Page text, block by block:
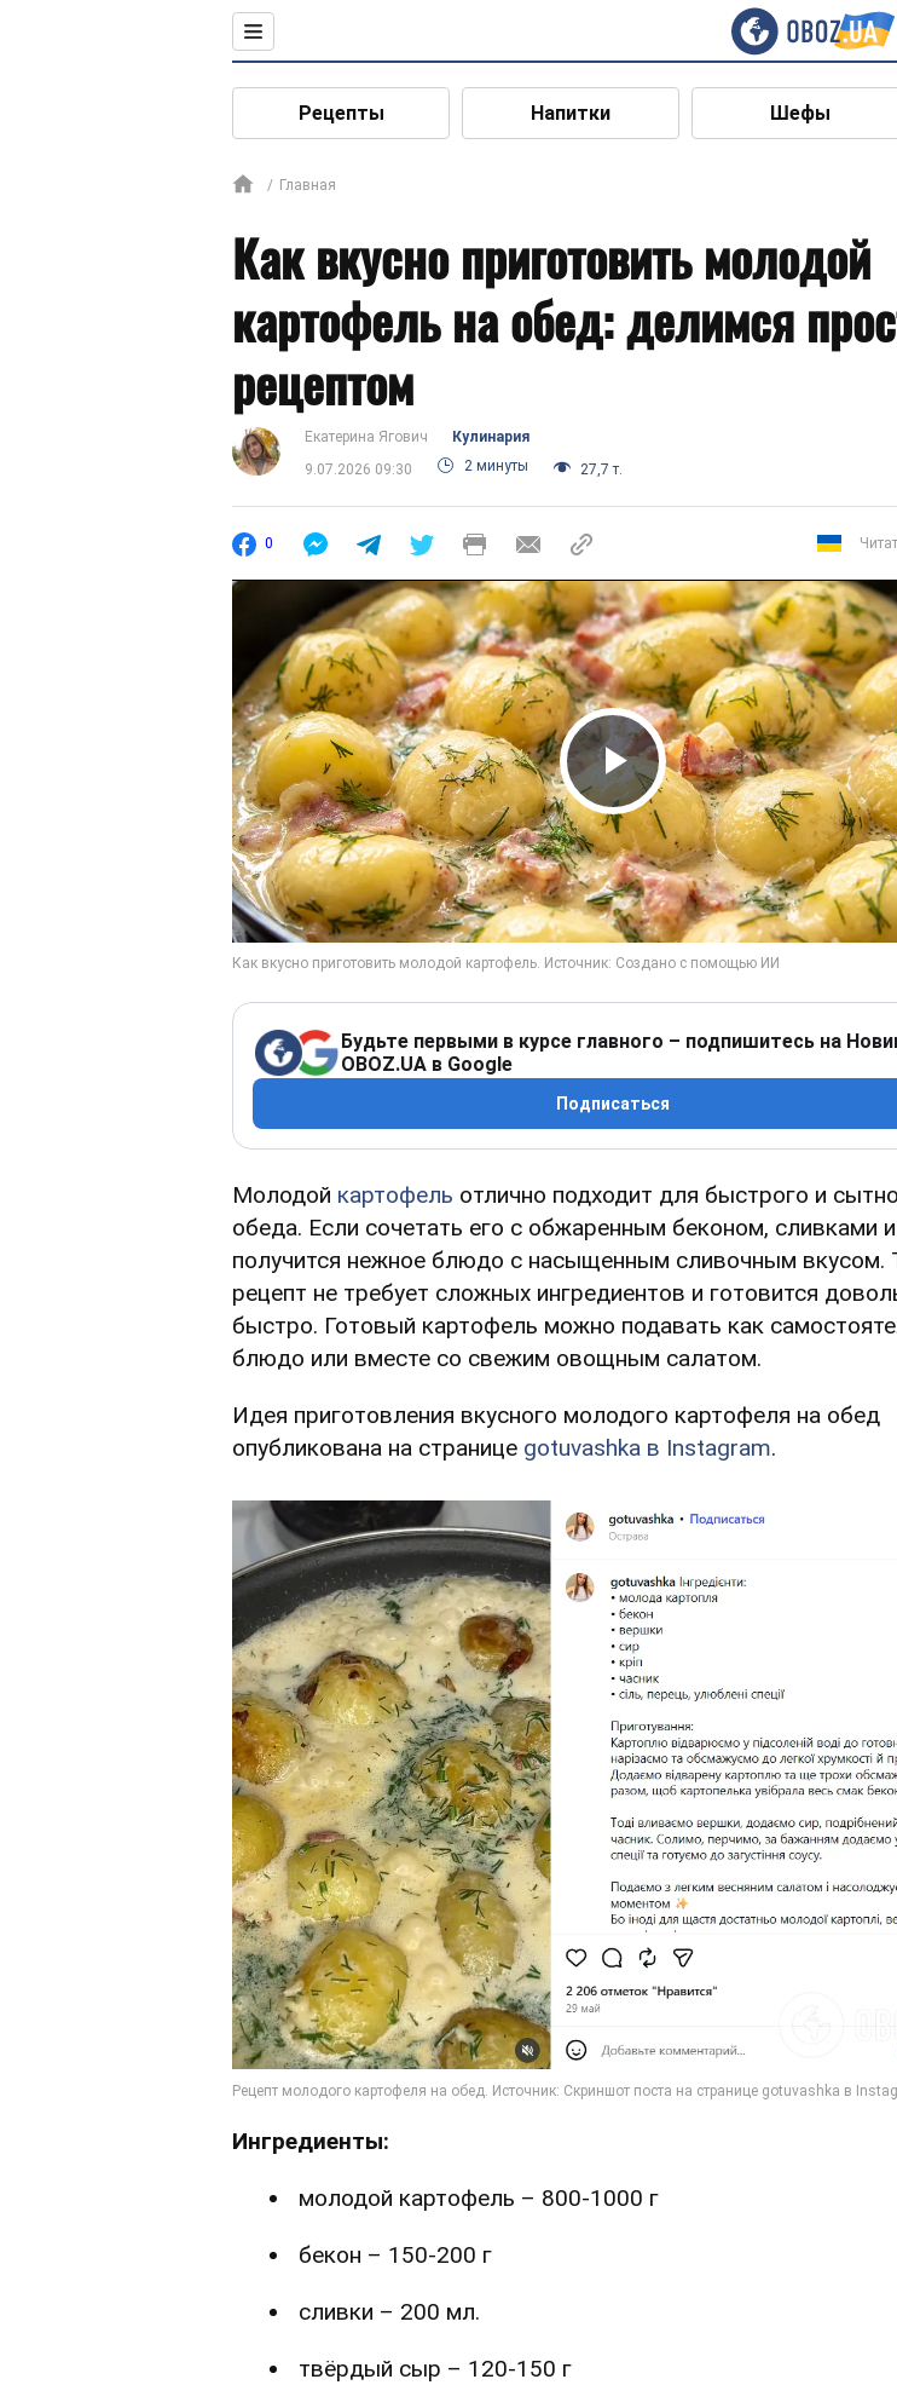
Рецепты Напитки Шефы
Главная
Как вкусно приготовить молодой
картофель на обед: делимся
рецептом
Екатерина Ягович
Кулинария
9.07.2026 09:30
2 минуты 27,7 т.
0
Play Video
Будьте первыми в курсе главного – подпишитесь на
OBOZ.UA в Google
Подписаться
Молодой картофель отлично подходит для быстрого и
обеда. Если сочетать его с обжаренным беконом, сливками
получится нежное блюдо с насыщенным сливочным вкусом.
рецепт не требует сложных ингредиентов и готовится
быстро. Готовый картофель можно подавать как
блюдо или вместе со свежим овощным салатом.
Идея приготовления вкусного молодого картофеля на обед
опубликована на странице gotuvashka в Instagram.
Ингредиенты:
молодой картофель – 800-1000 г
бекон – 150-200 г
сливки – 200 мл.
твёрдый сыр – 120-150 г